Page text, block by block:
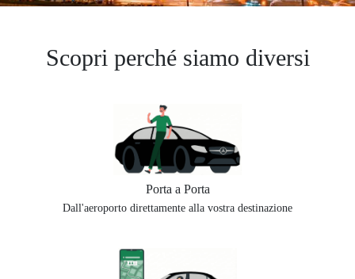
Scopri perché siamo diversi
Porta a Porta
Dall'aeroporto direttamente alla vostra destinazione